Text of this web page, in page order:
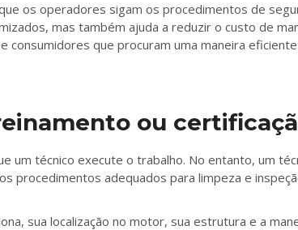
os operadores sigam os procedimentos de
mas também ajuda a reduzir o custo de
que procuram uma maneira
ou
um técnico execute o trabalho. No entanto, um
procedimentos adequados para limpeza e
sua localização no motor, sua estrutura e a